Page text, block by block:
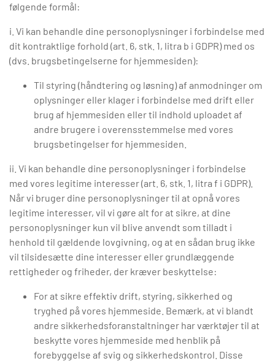
følgende formål:
i. Vi kan behandle dine personoplysninger i forbindelse med
dit kontraktlige forhold (art. 6, stk. 1, litra b i GDPR) med os
(dvs. brugsbetingelserne for hjemmesiden):
Til styring (håndtering og løsning) af anmodninger om
oplysninger eller klager i forbindelse med drift eller
brug af hjemmesiden eller til indhold uploadet af
andre brugere i overensstemmelse med vores
brugsbetingelser for hjemmesiden.
ii. Vi kan behandle dine personoplysninger i forbindelse
med vores legitime interesser (art. 6, stk. 1, litra f i GDPR).
Når vi bruger dine personoplysninger til at opnå vores
legitime interesser, vil vi gøre alt for at sikre, at dine
personoplysninger kun vil blive anvendt som tilladt i
henhold til gældende lovgivning, og at en sådan brug ikke
vil tilsidesætte dine interesser eller grundlæggende
rettigheder og friheder, der kræver beskyttelse:
For at sikre effektiv drift, styring, sikkerhed og
tryghed på vores hjemmeside. Bemærk, at vi blandt
andre sikkerhedsforanstaltninger har værktøjer til at
beskytte vores hjemmeside med henblik på
forebyggelse af svig og sikkerhedskontrol. Disse